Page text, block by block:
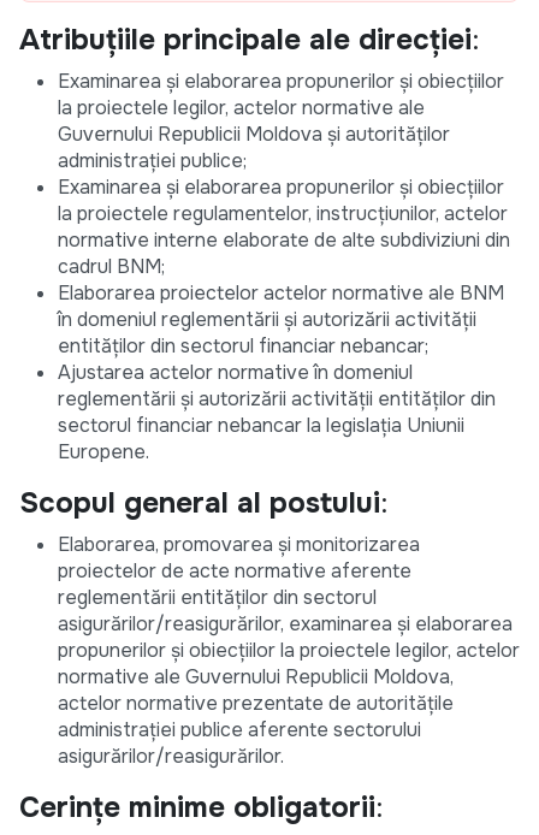
Atribuțiile principale ale direcției:
Examinarea și elaborarea propunerilor și obiecțiilor
la proiectele legilor, actelor normative ale
Guvernului Republicii Moldova și autorităților
administrației publice;
Examinarea și elaborarea propunerilor și obiecțiilor
la proiectele regulamentelor, instrucțiunilor, actelor
normative interne elaborate de alte subdiviziuni din
cadrul BNM;
Elaborarea proiectelor actelor normative ale BNM
în domeniul reglementării și autorizării activității
entităților din sectorul financiar nebancar;
Ajustarea actelor normative în domeniul
reglementării și autorizării activității entităților din
sectorul financiar nebancar la legislația Uniunii
Europene.
Scopul general al postului:
Elaborarea, promovarea și monitorizarea
proiectelor de acte normative aferente
reglementării entităților din sectorul
asigurărilor/reasigurărilor, examinarea și elaborarea
propunerilor și obiecțiilor la proiectele legilor, actelor
normative ale Guvernului Republicii Moldova,
actelor normative prezentate de autoritățile
administrației publice aferente sectorului
asigurărilor/reasigurărilor.
Cerințe minime obligatorii: